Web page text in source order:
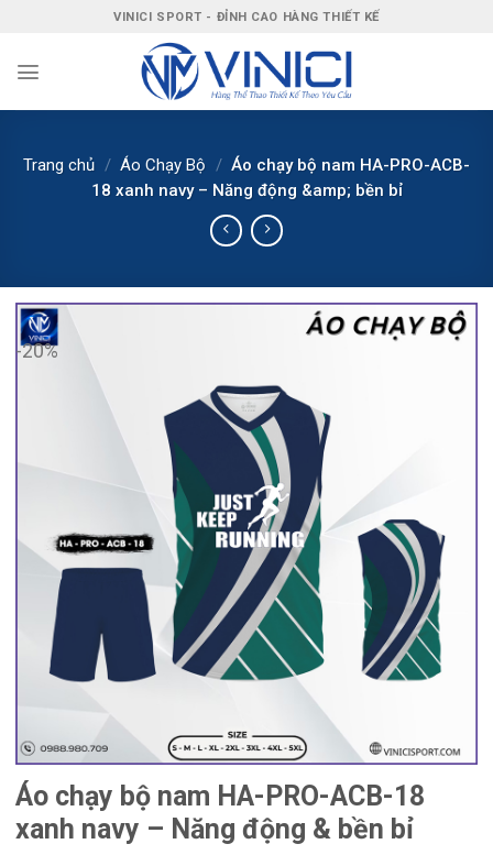
nội
VINICI SPORT - ĐỈNH CAO HÀNG THIẾT KẾ
Trang chủ / Áo Chạy Bộ / Áo chạy bộ nam HA-PRO-ACB-
18 xanh navy – Năng động &amp; bền bỉ
-20%
Áo chạy bộ nam HA-PRO-ACB-18
xanh navy – Năng động & bền bỉ